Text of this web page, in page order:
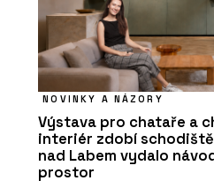
NOVINKY A NÁZORY
Výstava pro chataře a
interiér zdobí
nad Labem vydalo
prostor